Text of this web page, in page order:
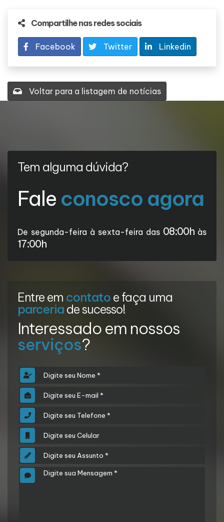
Compartilhe nas redes sociais
Facebook Twitter Linkedin
Voltar para a listagem de notícias
Tem alguma dúvida?
Fale conosco agora
De segunda-feira à sexta-feira das 08:00h às
17:00h
Entre em contato e faça uma
parceria de sucesso!
Interessado em nossos
serviços?